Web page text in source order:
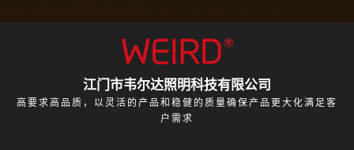
江门市韦尔达照明科技有限公司
高要求高品质，以灵活的产品和稳健的质量确保产品更大化满足客
户需求